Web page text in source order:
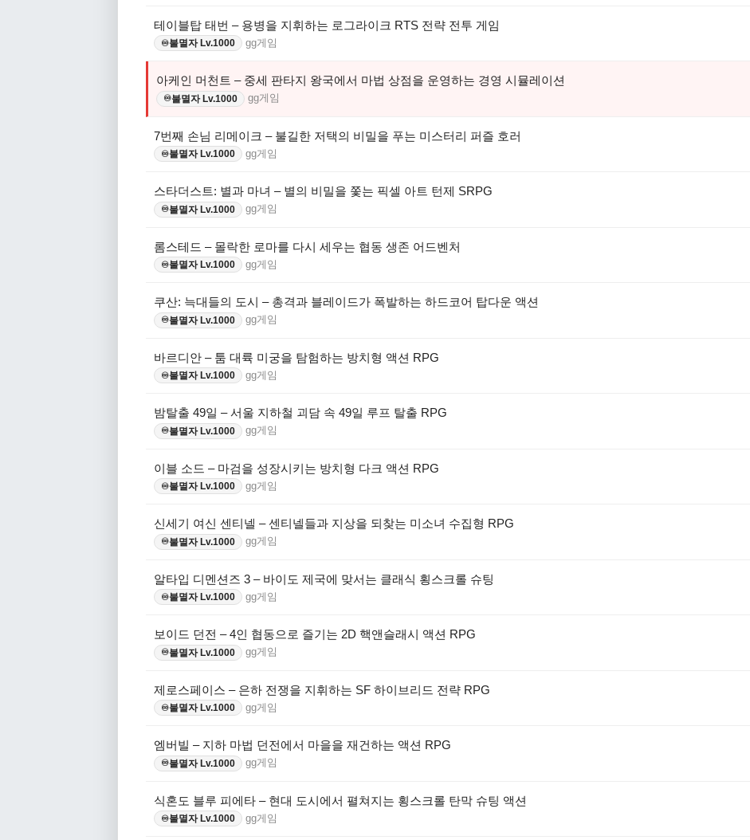
테이블탑 태번 – 용병을 지휘하는 로그라이크 RTS 전략 전투 게임
♾️불멸자 Lv.1000 gg게임
아케인 머천트 – 중세 판타지 왕국에서 마법 상점을 운영하는 경영 시뮬레이션
♾️불멸자 Lv.1000 gg게임
7번째 손님 리메이크 – 불길한 저택의 비밀을 푸는 미스터리 퍼즐 호러
♾️불멸자 Lv.1000 gg게임
스타더스트: 별과 마녀 – 별의 비밀을 쫓는 픽셀 아트 턴제 SRPG
♾️불멸자 Lv.1000 gg게임
롬스테드 – 몰락한 로마를 다시 세우는 협동 생존 어드벤처
♾️불멸자 Lv.1000 gg게임
쿠산: 늑대들의 도시 – 총격과 블레이드가 폭발하는 하드코어 탑다운 액션
♾️불멸자 Lv.1000 gg게임
바르디안 – 툼 대륙 미궁을 탐험하는 방치형 액션 RPG
♾️불멸자 Lv.1000 gg게임
밤탈출 49일 – 서울 지하철 괴담 속 49일 루프 탈출 RPG
♾️불멸자 Lv.1000 gg게임
이블 소드 – 마검을 성장시키는 방치형 다크 액션 RPG
♾️불멸자 Lv.1000 gg게임
신세기 여신 센티넬 – 센티넬들과 지상을 되찾는 미소녀 수집형 RPG
♾️불멸자 Lv.1000 gg게임
알타입 디멘션즈 3 – 바이도 제국에 맞서는 클래식 횡스크롤 슈팅
♾️불멸자 Lv.1000 gg게임
보이드 던전 – 4인 협동으로 즐기는 2D 핵앤슬래시 액션 RPG
♾️불멸자 Lv.1000 gg게임
제로스페이스 – 은하 전쟁을 지휘하는 SF 하이브리드 전략 RPG
♾️불멸자 Lv.1000 gg게임
엠버빌 – 지하 마법 던전에서 마을을 재건하는 액션 RPG
♾️불멸자 Lv.1000 gg게임
식혼도 블루 피에타 – 현대 도시에서 펼쳐지는 횡스크롤 탄막 슈팅 액션
♾️불멸자 Lv.1000 gg게임